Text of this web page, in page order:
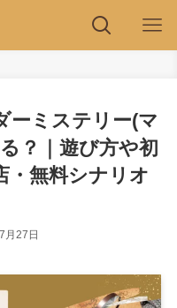
ーミステリー(マ
？｜遊び方や初
・無料シナリオ
月27日